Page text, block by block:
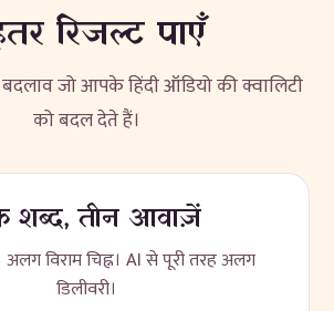
रिजल्ट पाएँ
बदलाव जो आपके हिंदी ऑडियो की क्वालिटी
को बदल देते हैं।
शब्द, तीन आवाज़ें
विराम चिह्न। AI से पूरी तरह अलग
डिलीवरी।